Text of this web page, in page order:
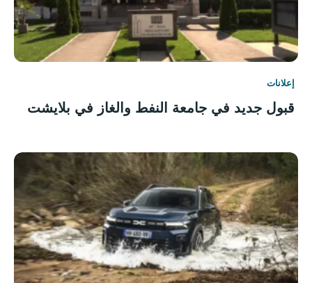
إعلانات
قبول جديد في جامعة النفط والغاز في بلايشت